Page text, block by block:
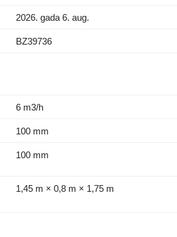
2026. gada 6. aug.
BZ39736
6 m3/h
100 mm
100 mm
1,45 m × 0,8 m × 1,75 m